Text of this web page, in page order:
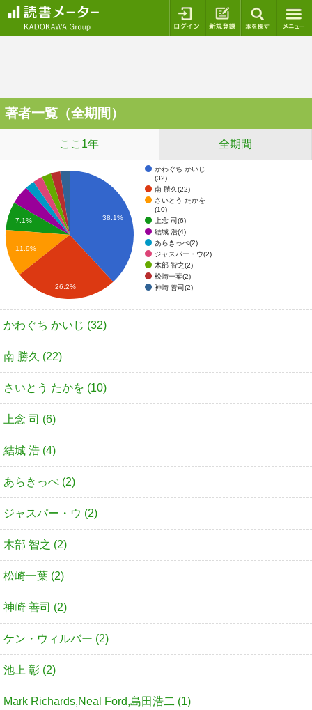
ログイン 新規登録
著者一覧（全期間）
ここ1年 全期間
かわぐち かいじ
(32)
南 勝久(22)
さいとう たかを
(10)
上念 司(6)
結城 浩(4)
あらきっぺ(2)
ジャスパー・ウ(2)
木部 智之(2)
松崎一葉(2)
神崎 善司(2)
38.1%
7.1%
11.9%
26.2%
かわぐち かいじ (32)
南 勝久 (22)
さいとう たかを (10)
上念 司 (6)
結城 浩 (4)
あらきっぺ (2)
ジャスパー・ウ (2)
木部 智之 (2)
松崎一葉 (2)
神崎 善司 (2)
ケン・ウィルバー (2)
池上 彰 (2)
Mark Richards,Neal Ford,島田浩二 (1)